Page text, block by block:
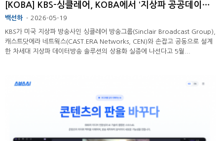
[KOBA] KBS–싱클레어, KOBA에서 ‘지상파 공공데이터 플랫폼’ 모델 발표 ...
백선하 - 2026-05-19
KBS가 미국 지상파 방송사인 싱클레어 방송그룹(Sinclair Broadcast Group),
캐스트닷에라 네트웍스(CAST.ERA Networks, CEN)와 손잡고 공동으로 설계
한 차세대 지상파 데이터방송 솔루션의 상용화 실증에 나선다고 5월...